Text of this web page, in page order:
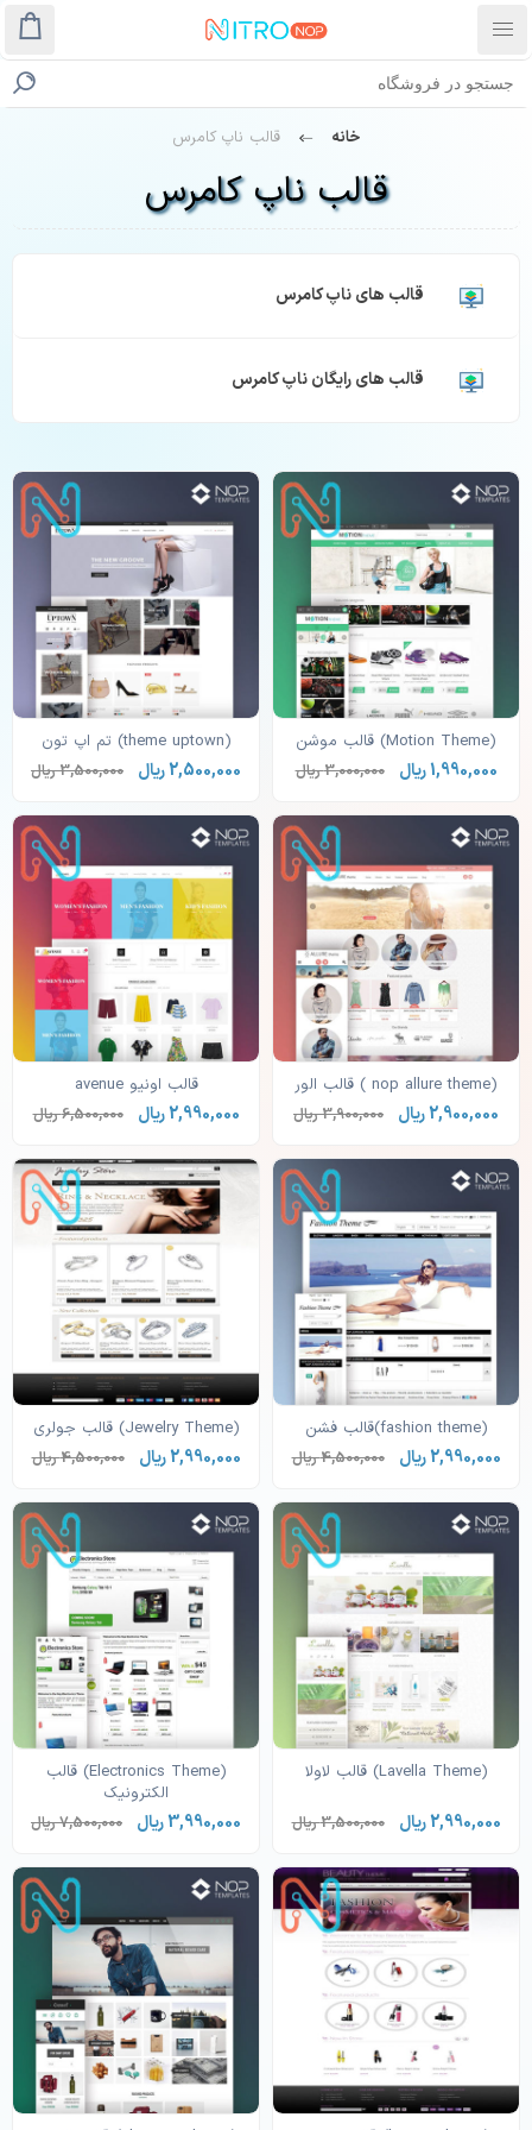
خانه قالب ناپ کامرس
قالب ناپ کامرس
قالب های ناپ کامرس
قالب های رایگان ناپ کامرس
(Motion Theme) قالب موشن
1,990,000 ریال 3,000,000 ریال
(theme uptown) تم اپ تون
2,500,000 ریال 3,500,000 ریال
(nop allure theme ) قالب الور
2,900,000 ریال 3,900,000 ریال
قالب اونیو avenue
2,990,000 ریال 6,500,000 ریال
(fashion theme)قالب فشن
2,990,000 ریال 4,500,000 ریال
(Jewelry Theme) قالب جولری
2,990,000 ریال 4,500,000 ریال
(Lavella Theme) قالب لاولا
2,990,000 ریال 3,500,000 ریال
(Electronics Theme) قالب
الکترونیک
3,990,000 ریال 7,500,000 ریال